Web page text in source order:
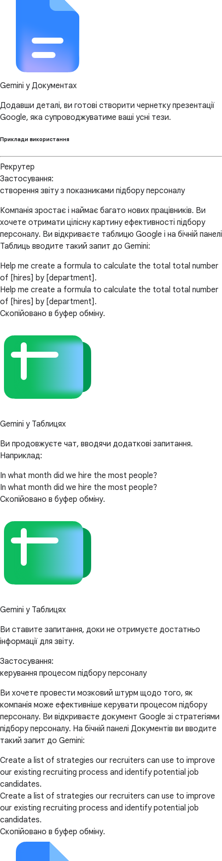
Gemini у Документах
Додавши деталі, ви готові створити чернетку презентації
Google, яка супроводжуватиме ваші усні тези.
Приклади використання
Рекрутер
Застосування:
створення звіту з показниками підбору персоналу
Компанія зростає і наймає багато нових працівників. Ви
хочете отримати цілісну картину ефективності підбору
персоналу. Ви відкриваєте таблицю Google і на бічній панелі
Таблиць вводите такий запит до Gemini:
Help me create a formula to calculate the total total number
of [hires] by [department].
Help me create a formula to calculate the total total number
of [hires] by [department].
Скопійовано в буфер обміну.
Gemini у Таблицях
Ви продовжуєте чат, вводячи додаткові запитання.
Наприклад:
In what month did we hire the most people?
In what month did we hire the most people?
Скопійовано в буфер обміну.
Gemini у Таблицях
Ви ставите запитання, доки не отримуєте достатньо
інформації для звіту.
Застосування:
керування процесом підбору персоналу
Ви хочете провести мозковий штурм щодо того, як
компанія може ефективніше керувати процесом підбору
персоналу. Ви відкриваєте документ Google зі стратегіями
підбору персоналу. На бічній панелі Документів ви вводите
такий запит до Gemini:
Create a list of strategies our recruiters can use to improve
our existing recruiting process and identify potential job
candidates.
Create a list of strategies our recruiters can use to improve
our existing recruiting process and identify potential job
candidates.
Скопійовано в буфер обміну.